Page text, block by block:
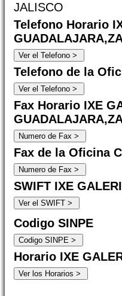
JALISCO
Telefono Horario
Telefono de la
Fax Horario IXE
Fax de la Oficina
SWIFT IXE
Codigo SINPE
Horario IXE